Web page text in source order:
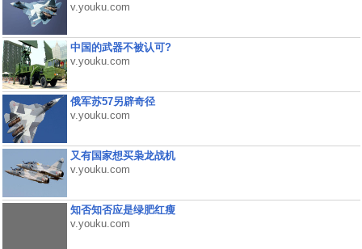
v.youku.com
中国的武器不被认可?
v.youku.com
俄军苏57另辟奇径
v.youku.com
又有国家想买枭龙战机
v.youku.com
知否知否应是绿肥红瘦
v.youku.com